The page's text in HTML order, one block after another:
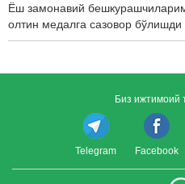
Ёш замонавий
олтин медалга сазовор бўлишди
Биз ижтимоий
Telegram Facebook